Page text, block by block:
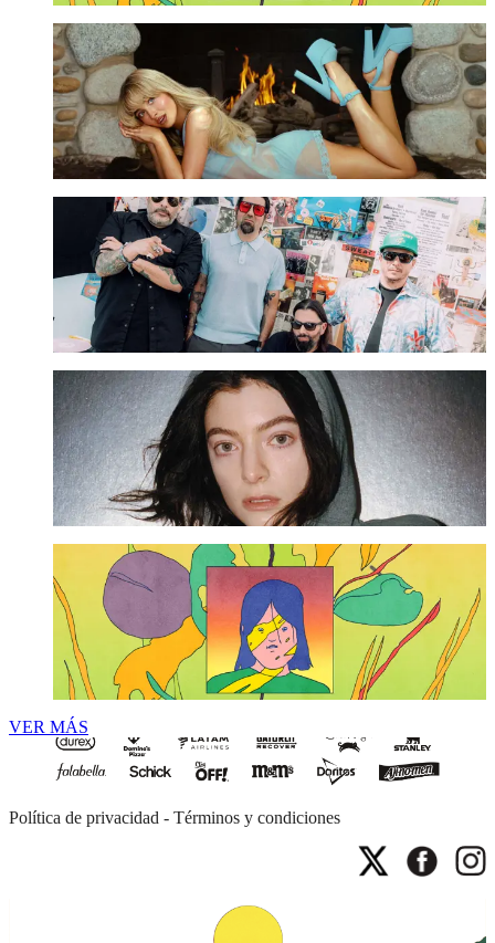
Sabrina Carpenter
Ver más ➜
Deftones
Ver más ➜
Lorde
Ver más ➜
Peso Pluma
Ver más ➜
VER MÁS
Política de privacidad - Términos y condiciones